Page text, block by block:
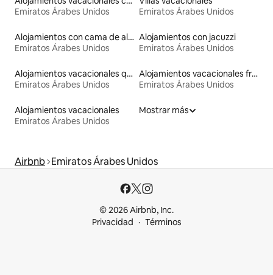
Emiratos Árabes Unidos
Emiratos Árabes Unidos
Alojamientos con cama de altura accesible
Emiratos Árabes Unidos
Alojamientos con jacuzzi
Emiratos Árabes Unidos
Alojamientos vacacionales que admiten mascotas
Emiratos Árabes Unidos
Alojamientos vacacionales frente a la playa
Emiratos Árabes Unidos
Alojamientos vacacionales
Emiratos Árabes Unidos
Mostrar más
Airbnb Emiratos Árabes Unidos
© 2026 Airbnb, Inc.
Privacidad
Términos